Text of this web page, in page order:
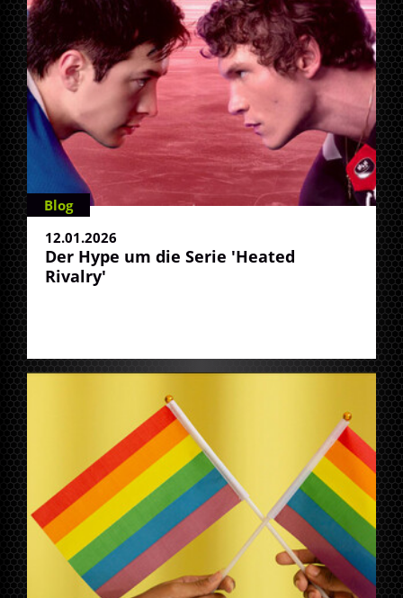
Blog
12.01.2026
Der Hype um die Serie 'Heated
Rivalry'